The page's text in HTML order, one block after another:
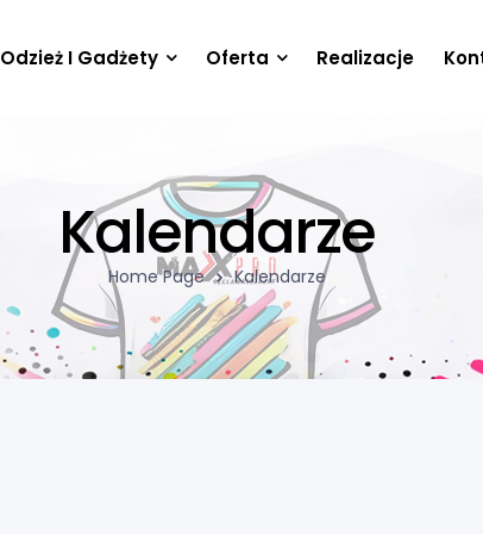
Odzież I Gadżety Oferta Realizacje
Kalendarze
Home Page Kalendarze